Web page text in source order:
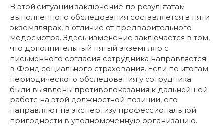
В этой ситуации заключение по результатам
выполненного обследования составляется в пяти
экземплярах, в отличие от предварительного
медосмотра. Здесь изменение заключается в том,
что дополнительный пятый экземпляр с
письменного согласия сотрудника направляется
в Фонд социального страхования. Если по итогам
периодического обследования у сотрудника
были выявлены противопоказания к дальнейшей
работе на этой должностной позиции, его
направляют на экспертизу профессиональной
пригодности в уполномоченную организацию.